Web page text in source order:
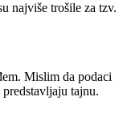
najviše trošile za tzv.
Mislim da podaci
tajnu.